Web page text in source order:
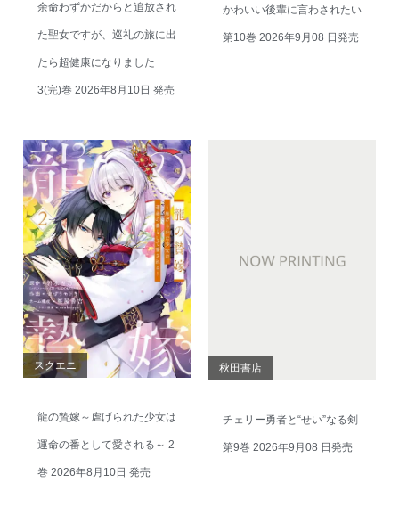
余命わずかだからと追放され
た聖女ですが、巡礼の旅に出
たら超健康になりました
3(完)巻 2026年8月10日 発売
かわいい後輩に言わされたい
第10巻 2026年9月08 日発売
スクエニ
龍の贄嫁～虐げられた少女は
運命の番として愛される～ 2
巻 2026年8月10日 発売
秋田書店
チェリー勇者と“せい”なる剣
第9巻 2026年9月08 日発売